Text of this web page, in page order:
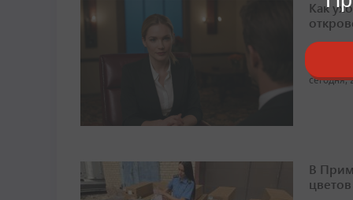
Как
Чаще
сегодня,
В